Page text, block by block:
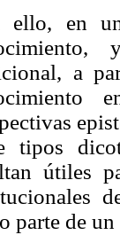
ello, en
a
tipos
útiles
parte de